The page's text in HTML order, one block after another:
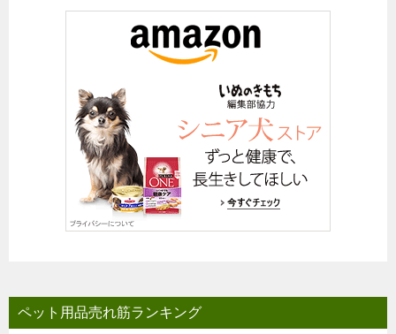
ペット用品売れ筋ランキング